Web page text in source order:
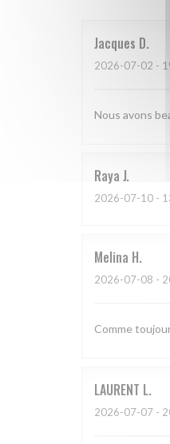
Jacques D
2026-07-02 -
Nous avons
Raya J
2026-07-10 -
Melina H
2026-07-08 -
Comme
LAURENT L
2026-07-07 -